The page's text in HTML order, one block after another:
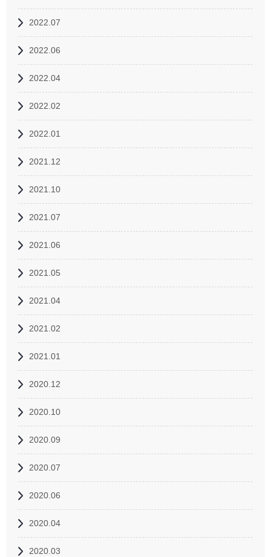
2022.07
2022.06
2022.04
2022.02
2022.01
2021.12
2021.10
2021.07
2021.06
2021.05
2021.04
2021.02
2021.01
2020.12
2020.10
2020.09
2020.07
2020.06
2020.04
2020.03